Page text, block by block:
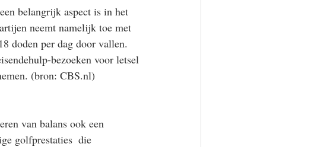
belangrijk aspect is in het
neemt namelijk toe met
doden per dag door vallen.
bezoeken voor letsel
(bron: CBS.nl)
van balans ook een
golfprestaties  die